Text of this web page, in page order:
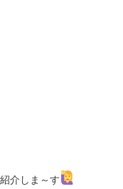
介しま～す